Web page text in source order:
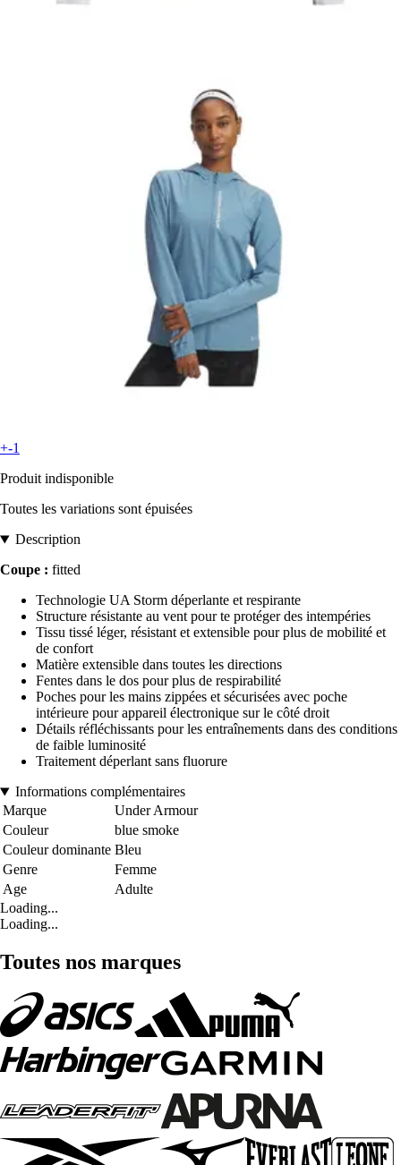
+-1
Produit indisponible
Toutes les variations sont épuisées
Description
Coupe : fitted
Technologie UA Storm déperlante et respirante
Structure résistante au vent pour te protéger des intempéries
Tissu tissé léger, résistant et extensible pour plus de mobilité et
de confort
Matière extensible dans toutes les directions
Fentes dans le dos pour plus de respirabilité
Poches pour les mains zippées et sécurisées avec poche
intérieure pour appareil électronique sur le côté droit
Détails réfléchissants pour les entraînements dans des conditions
de faible luminosité
Traitement déperlant sans fluorure
Informations complémentaires
Marque
Under Armour
Couleur
blue smoke
Couleur dominante Bleu
Genre
Femme
Age
Adulte
Loading...
Loading...
Toutes nos marques